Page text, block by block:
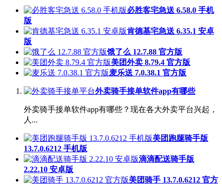
必胜客宅急送 6.58.0 手机
版
肯德基宅急送 6.35.1 安卓
版
饿了么 12.7.88 官方版
美团外卖 8.79.4 官方版
麦乐送 7.0.38.1 官方版
外卖骑手接单软件app有哪些
外卖骑手接单软件app有哪些？现在各大外卖平台兴起，
人...
美团跑腿骑手版
13.7.0.6212 手机版
滴滴配送骑手版
2.22.10 安卓版
美团骑手 13.7.0.6212 官方